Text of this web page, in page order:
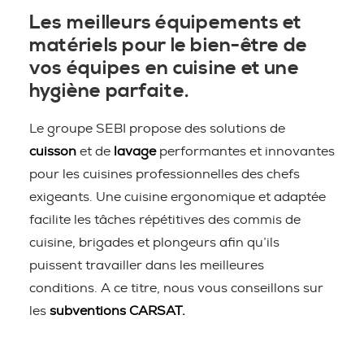
Les meilleurs équipements et
matériels pour le bien-être de
vos équipes en cuisine et une
hygiène parfaite.
Le groupe SEBI propose des solutions de
cuisson et de lavageperformantes et innovantes
pour les cuisines professionnelles des chefs
exigeants. Une cuisine ergonomique et adaptée
facilite les tâches répétitives des commis de
cuisine, brigades et plongeurs afin qu’ils
puissent travailler dans les meilleures
conditions. A ce titre, nous vous conseillons sur
les subventions CARSAT.